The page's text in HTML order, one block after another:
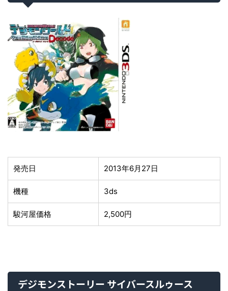
発売日 2013年6月27日
機種 3ds
駿河屋価格 2,500円
デジモンストーリー サイバースルゥース